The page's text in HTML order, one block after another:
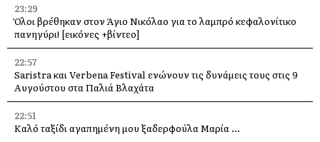
23:29
Όλοι βρέθηκαν στον Άγιο Νικόλαο για το λαμπρό κεφαλονίτικο
πανηγύρι! [εικόνες +βίντεο]
22:57
Saristra και Verbena Festival ενώνουν τις δυνάμεις τους στις 9
Αυγούστου στα Παλιά Βλαχάτα
22:51
Καλό ταξίδι αγαπημένη μου ξαδερφούλα Μαρία …